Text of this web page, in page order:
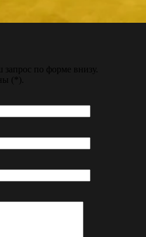
по форме внизу.
(*).